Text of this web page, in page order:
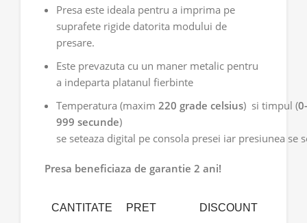
Presa este ideala pentru a imprima pe
suprafete rigide datorita modului de
presare.
Este prevazuta cu un maner metalic pentru
a indeparta platanul fierbinte
Temperatura (maxim 220 grade celsius) si timpul (0-
999 secunde)
se seteaza digital pe consola presei iar presiunea se
Presa beneficiaza de garantie 2 ani!
CANTITATE PRET DISCOUNT